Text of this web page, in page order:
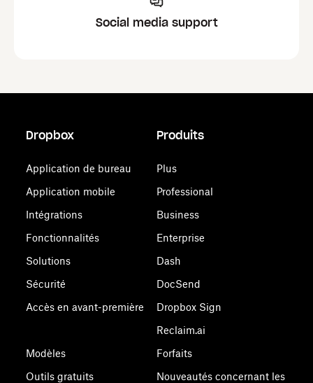
Social media support
Dropbox
Application de bureau
Application mobile
Intégrations
Fonctionnalités
Solutions
Sécurité
Accès en avant-première
Modèles
Outils gratuits
Produits
Plus
Professional
Business
Enterprise
Dash
DocSend
Dropbox Sign
Reclaim.ai
Forfaits
Nouveautés concernant les